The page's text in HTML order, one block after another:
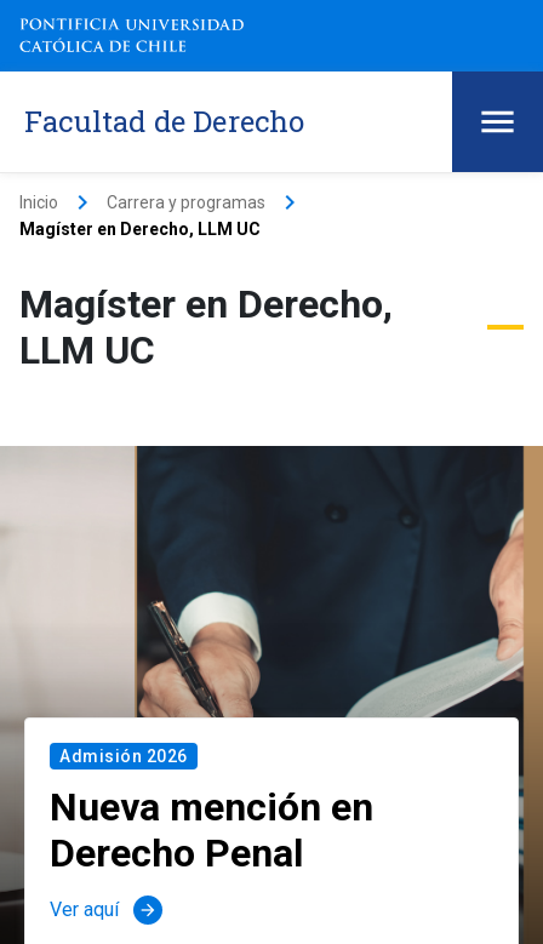
Facultad de Derecho
Inicio keyboard_arrow_right Carrera y programas keyboard_arrow_right
Magíster en Derecho, LLM UC
Magíster en Derecho,
LLM UC
Admisión 2026
Nueva mención en
Derecho Penal
Ver aquí arrow_forward